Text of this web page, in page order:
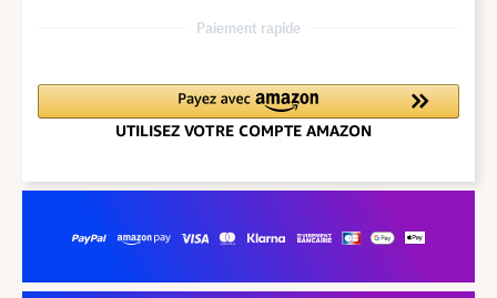
Paiement rapide